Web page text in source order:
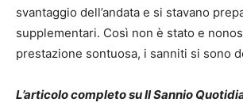
svantaggio dell’andata e si stavano
supplementari. Così non è stato e
prestazione sontuosa, i sanniti si sono
L’articolo completo su Il Sannio